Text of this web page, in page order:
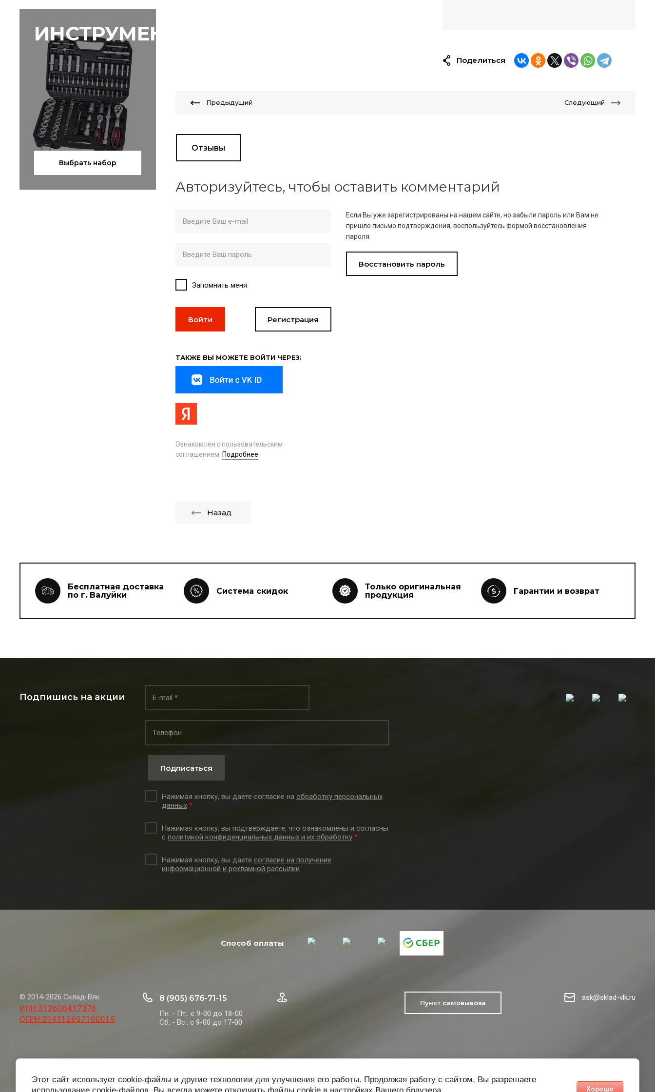
ИНСТРУМЕНТЫ
Выбрать набор
Поделиться
Предыдущий Следующий
Отзывы
Авторизуйтесь, чтобы оставить комментарий
Запомнить меня
Войти Регистрация
Если Вы уже зарегистрированы на нашем сайте, но забыли пароль или Вам не
пришло письмо подтверждения, воспользуйтесь формой восстановления
пароля.
Восстановить пароль
ТАКЖЕ ВЫ МОЖЕТЕ ВОЙТИ ЧЕРЕЗ:
Ознакомлен с пользовательским
соглашением. Подробнее
Назад
Бесплатная доставка
по г. Валуйки
Система скидок
Только оригинальная
продукция
Гарантии и возврат
Подпишись на акции
Нажимая кнопку, вы даете согласие на обработку персональных
данных *
Нажимая кнопку, вы подтверждаете, что ознакомлены и согласны
с политикой конфиденциальных данных и их обработку *
Нажимая кнопку, вы даете согласие на получение
информационной и рекламной рассылки
Подписаться
Способ оплаты
© 2014-2026 Склад-Влк
ИНН 312606417376
ОГРН 314312607100019
8 (905) 676-71-15
Пн. - Пт.: с 9-00 до 18-00
Сб. - Вс.: с 9-00 до 17-00
Пункт самовывоза
ask@sklad-vlk.ru
Этот сайт использует cookie-файлы и другие технологии для улучшения его работы. Продолжая работу с сайтом, Вы разрешаете
Хорошо